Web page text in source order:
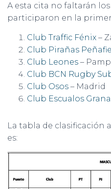
A esta cita no faltarán
participaron en la
Club Traffic Fénix –
Club Pirañas Peñafiel
Club Leones –
Club BCN Rugby
Club Osos – Madrid
Club Escualos
La tabla de clasificación
es: